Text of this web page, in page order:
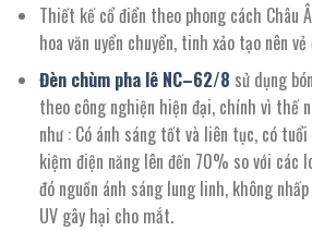
Thiết kế cổ điển theo phong cách Châu
hoa văn uyển chuyển, tinh xảo tạo nên
Đèn chùm pha lê NC–62/8 sử dụng
theo công nghiện hiện đại, chính vì thế
như : Có ánh sáng tốt và liên tục, có
kiệm điện năng lên đến 70% so với các
đó nguồn ánh sáng lung linh, không
UV gây hại cho mắt.